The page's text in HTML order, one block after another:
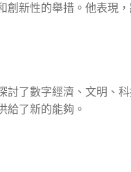
新性的舉措。他表現
了數字經濟、文明、
給了新的能夠。